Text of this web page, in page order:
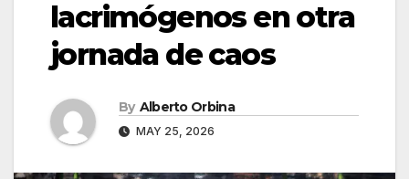
lacrimógenos en otra
jornada de caos
By Alberto Orbina
MAY 25, 2026